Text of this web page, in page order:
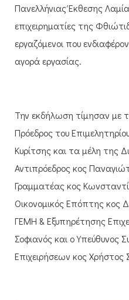
Πανελλήνιας Έκθεσης
επιχειρηματίες της
εργαζόμενοι που
αγορά εργασίας.
Την εκδήλωση τίμησαν με
Πρόεδρος του
Κυρίτσης και τα μέλη της
Αντιπρόεδρος κος
Γραμματέας κος
Οικονομικός Επόπτης κος
ΓΕΜΗ & Εξυπηρέτησης
Σοφιανός και ο Υπεύθυνος
Επιχειρήσεων κος Χρήστος